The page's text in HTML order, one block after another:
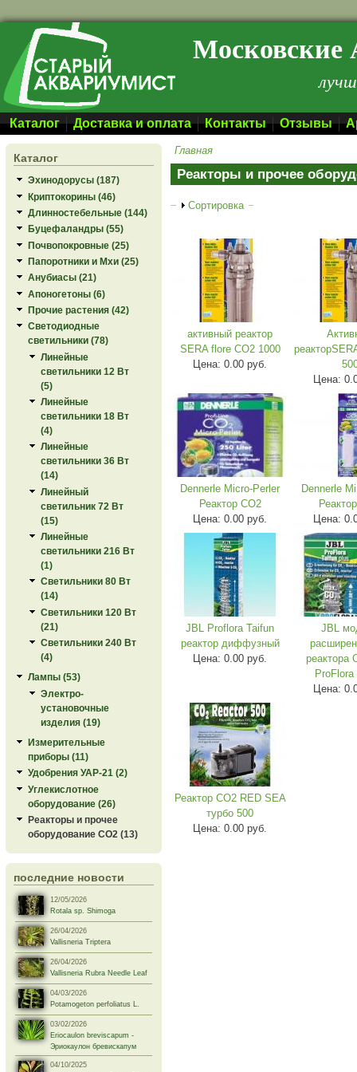
Перейти к основному содержанию Московские
Каталог Доставка и оплата Контакты Отзывы
Каталог
Эхинодорусы (187)
Криптокорины (46)
Длинностебельные (144)
Буцефаландры (55)
Почвопокровные (25)
Папоротники и Мхи (25)
Анубиасы (21)
Апоногетоны (6)
Прочие растения (42)
Светодиодные
светильники (78)
Линейные
светильники 12 Вт
(5)
Линейные
светильники 18 Вт
(4)
Линейные
светильники 36 Вт
(14)
Линейный
светильник 72 Вт
(15)
Линейные
светильники 216 Вт
(1)
Светильники 80 Вт
(14)
Светильники 120 Вт
(21)
Светильники 240 Вт
(4)
Лампы (53)
Электро-
установочные
изделия (19)
Измерительные
приборы (11)
Удобрения УАР-21 (2)
Углекислотное
оборудование (26)
Реакторы и прочее
оборудование СО2 (13)
последние новости
12/05/2026
Rotala sp. Shimoga
26/04/2026
Vallisneria Triptera
26/04/2026
Vallisneria Rubra Needle Leaf
04/03/2026
Potamogeton perfoliatus L.
03/02/2026
Eriocaulon breviscapum -
Эриокаулон бревискапум
04/10/2025
Главная
Реакторы и прочее
Показать
Сортировка
активный реактор
SERA flore CO2 1000
Цена:0.00 руб.
Цена:
Dennerle Micro-Perler
Реактор CO2
Цена:0.00 руб.
Dennerle
Цена:
JBL Proflora Taifun
реактор диффузный
Цена:0.00 руб.
JBL
реактора
ProFlora
Цена:
Реактор CO2 RED SEA
турбо 500
Цена:0.00 руб.